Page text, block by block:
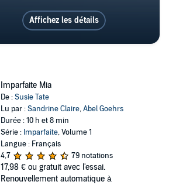
Affichez les détails
Imparfaite Mia
De :Susie Tate
Lu par :Sandrine Claire,Abel Goehrs
Durée : 10 h et 8 min
Série : Imparfaite, Volume 1
Langue : Français
4,7
79 notations
17,98 € ou gratuit avec l'essai.
Renouvellement automatique à